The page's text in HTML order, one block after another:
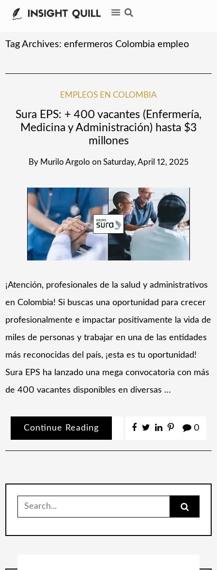
Tag Archives:enfermeros Colombia empleo
EMPLEOS EN COLOMBIA
Sura EPS: + 400 vacantes (Enfermería,
Medicina y Administración) hasta $3
millones
By Murilo Argolo on Saturday, April 12, 2025
¡Atención, profesionales de la salud y administrativos
en Colombia! Si buscas una oportunidad para crecer
profesionalmente e impactar positivamente la vida de
miles de personas y trabajar en una de las entidades
más reconocidas del país, ¡esta es tu oportunidad!
Sura EPS ha lanzado una mega convocatoria con más
de 400 vacantes disponibles en diversas …
Continue Reading 0